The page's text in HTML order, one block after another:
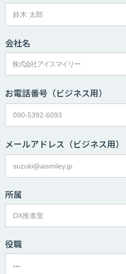
会社名
お電話番号 （ビジネス用）
メールアドレス （ビジネス用）
所属
役職